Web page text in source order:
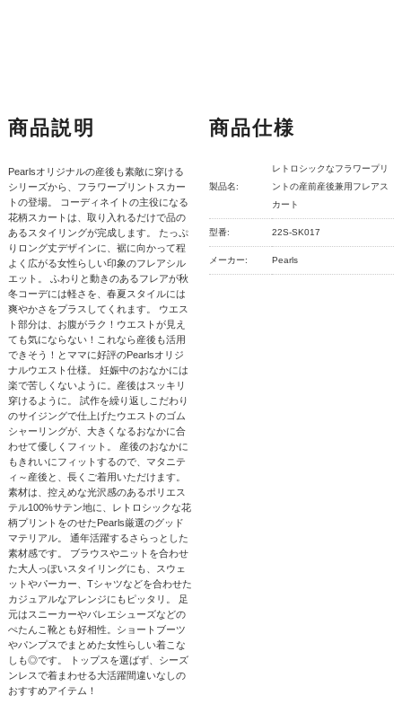
商品説明
Pearlsオリジナルの産後も素敵に穿ける
シリーズから、フラワープリントスカー
トの登場。 コーディネイトの主役になる
花柄スカートは、取り入れるだけで品の
あるスタイリングが完成します。 たっぷ
りロング丈デザインに、裾に向かって程
よく広がる女性らしい印象のフレアシル
エット。 ふわりと動きのあるフレアが秋
冬コーデには軽さを、春夏スタイルには
爽やかさをプラスしてくれます。 ウエス
ト部分は、お腹がラク！ウエストが見え
ても気にならない！これなら産後も活用
できそう！とママに好評のPearlsオリジ
ナルウエスト仕様。 妊娠中のおなかには
楽で苦しくないように。産後はスッキリ
穿けるように。 試作を繰り返しこだわり
のサイジングで仕上げたウエストのゴム
シャーリングが、大きくなるおなかに合
わせて優しくフィット。 産後のおなかに
もきれいにフィットするので、マタニテ
ィ～産後と、長くご着用いただけます。
素材は、控えめな光沢感のあるポリエス
テル100%サテン地に、レトロシックな花
柄プリントをのせたPearls厳選のグッド
マテリアル。 通年活躍するさらっとした
素材感です。 ブラウスやニットを合わせ
た大人っぽいスタイリングにも、スウェ
ットやパーカー、Tシャツなどを合わせた
カジュアルなアレンジにもピッタリ。 足
元はスニーカーやバレエシューズなどの
ぺたんこ靴とも好相性。ショートブーツ
やパンプスでまとめた女性らしい着こな
しも◎です。 トップスを選ばず、シーズ
ンレスで着まわせる大活躍間違いなしの
おすすめアイテム！
商品仕様
製品名:
レトロシックなフラワープリ
ントの産前産後兼用フレアス
カート
型番: 22S-SK017
メーカー: Pearls